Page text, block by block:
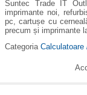
Suntec Trade IT
imprimante noi,
pc, cartușe cu
precum și imprimante
Categoria Calculatoare